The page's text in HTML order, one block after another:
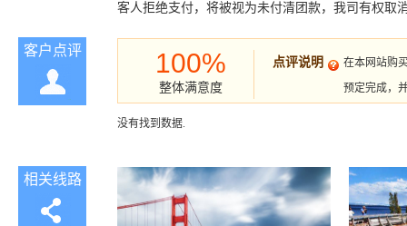
客人拒绝支付，将被视为未付清团款，我司有权取
客户点评 100%
整体满意度
点评说明
在本网站购
预定完成，
没有找到数据.
相关线路